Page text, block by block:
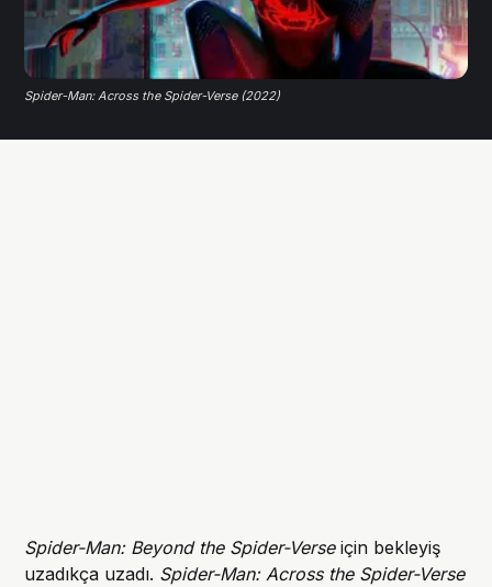
Spider-Man: Across the Spider-Verse (2022)
Spider-Man: Beyond the Spider-Verseiçin bekleyiş
uzadıkça uzadı. Spider-Man: Across the Spider-Verse